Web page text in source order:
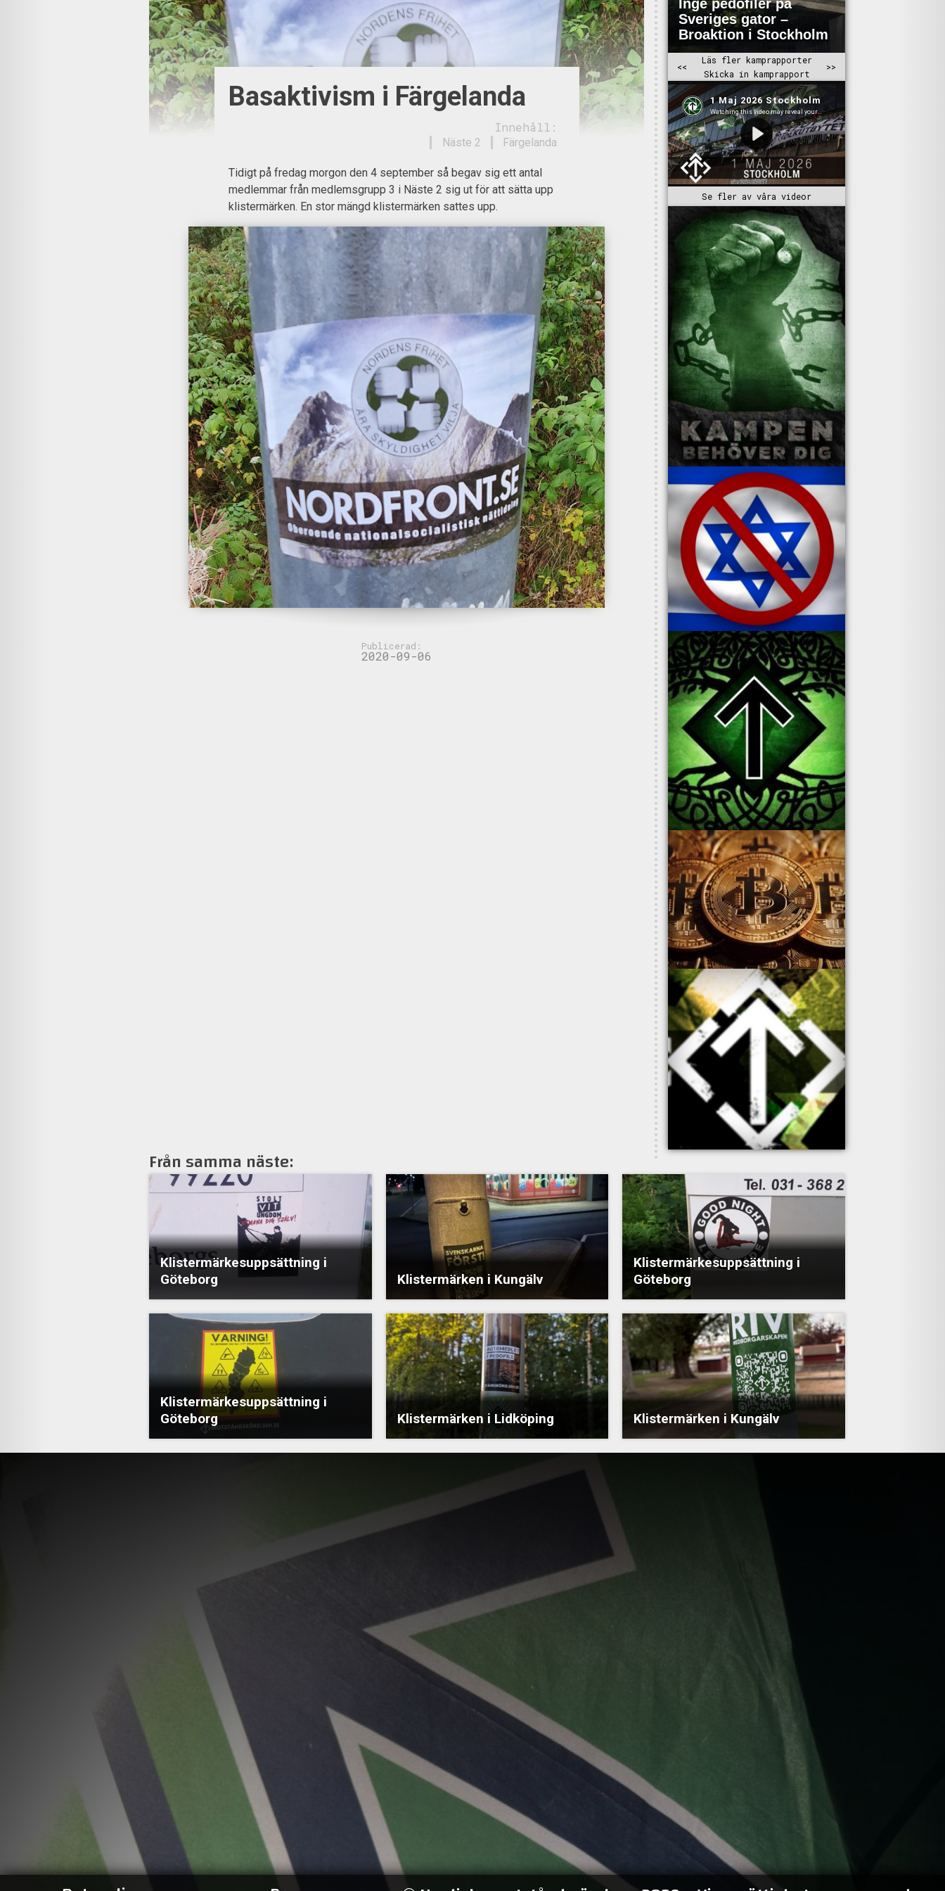
Basaktivism i Färgelanda
Innehåll:
Färgelanda
Näste 2
Tidigt på fredag morgon den 4 september så begav sig ett antal
medlemmar från medlemsgrupp 3 i Näste 2 sig ut för att sätta upp
klistermärken. En stor mängd klistermärken sattes upp.
Publicerad:
2020-09-06
Se fler av våra videor
Från samma näste:
Klistermärkesuppsättning i
Göteborg
Klistermärken i Kungälv
Klistermärkesuppsättning i
Göteborg
Klistermärkesuppsättning i
Göteborg
Klistermärken i Lidköping Klistermärken i Kungälv